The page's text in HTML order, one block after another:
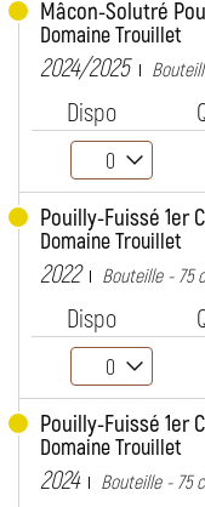
Mâcon-Solutré
Domaine Trouillet
2024/2025
Dispo
Pouilly-Fuissé 1er
Domaine Trouillet
2022 Bouteille - 75
Dispo
Pouilly-Fuissé 1er
Domaine Trouillet
2024 Bouteille - 75